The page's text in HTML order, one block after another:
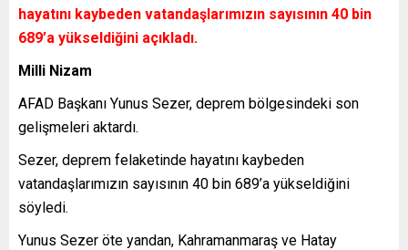
hayatını kaybeden vatandaşlarımızın sayısının 40 bin
689’a yükseldiğini açıkladı.
Milli Nizam
AFAD Başkanı Yunus Sezer, deprem bölgesindeki son
gelişmeleri aktardı.
Sezer, deprem felaketinde hayatını kaybeden
vatandaşlarımızın sayısının 40 bin 689’a yükseldiğini
söyledi.
Yunus Sezer öte yandan, Kahramanmaraş ve Hatay